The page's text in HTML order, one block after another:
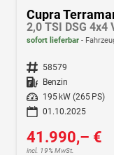
Cupra
2,0 TSI DSG 4x4
sofort lieferbar
Fahrzeugnr. 58579
Kraftstoff Benzin
Leistung
195 kW (265 PS)
01.10.2025
41.990,– €
incl. 19% MwSt.